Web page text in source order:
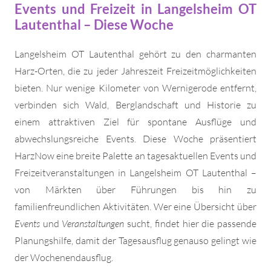
Events und Freizeit in Langelsheim OT
Lautenthal – Diese Woche
Langelsheim OT Lautenthal gehört zu den charmanten
Harz-Orten, die zu jeder Jahreszeit Freizeitmöglichkeiten
bieten. Nur wenige Kilometer von Wernigerode entfernt,
verbinden sich Wald, Berglandschaft und Historie zu
einem attraktiven Ziel für spontane Ausflüge und
abwechslungsreiche Events. Diese Woche präsentiert
HarzNow eine breite Palette an tagesaktuellen Events und
Freizeitveranstaltungen in Langelsheim OT Lautenthal –
von Märkten über Führungen bis hin zu
familienfreundlichen Aktivitäten. Wer eine Übersicht über
Events und Veranstaltungen sucht, findet hier die passende
Planungshilfe, damit der Tagesausflug genauso gelingt wie
der Wochenendausflug.